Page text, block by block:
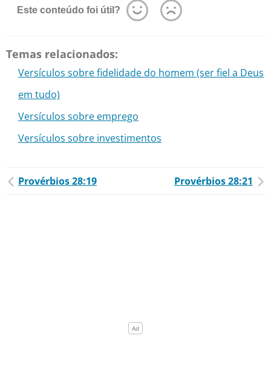
Este conteúdo foi útil?
Temas relacionados:
Versículos sobre fidelidade do homem (ser fiel a Deus
em tudo)
Versículos sobre emprego
Versículos sobre investimentos
Provérbios 28:19 Provérbios 28:21